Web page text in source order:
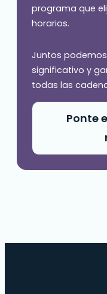
programa que
horarios.
Juntos
significativo y
todas las
Ponte